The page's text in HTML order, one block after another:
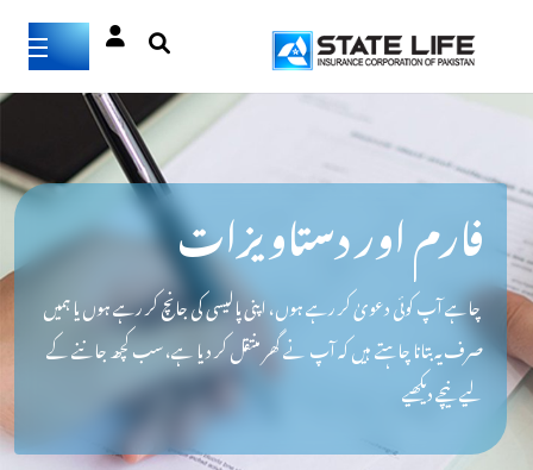
فارم اور دستاویزات
چاہے آپ کوئی دعویٰ کر رہے ہوں، اپنی پالیسی کی جانچ کر رہے ہوں یا ہمیں
صرف یہ بتانا چاہتے ہیں کہ آپ نے گھر منتقل کر دیا ہے، سب کچھ جاننے کے
لیے نیچے دیکھیے